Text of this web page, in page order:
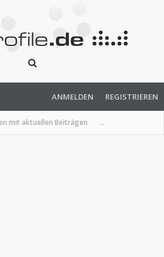
mit aktuellen Beiträgen ...
ANMELDEN REGISTRIEREN